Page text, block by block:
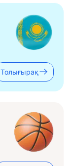
Толығырақ